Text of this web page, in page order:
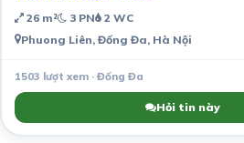
26 m² 3 PN 2 WC
Phuong Liên, Đống Đa, Hà Nội
1503 lượt xem · Đống Đa
Hỏi tin này